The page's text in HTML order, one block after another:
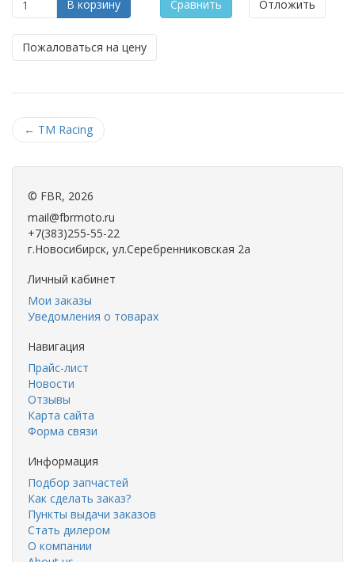
В корзину Сравнить Отложить
Пожаловаться на цену
← TM Racing
© FBR, 2026
mail@fbrmoto.ru
+7(383)255-55-22
г.Новосибирск, ул.Серебренниковская 2а
Личный кабинет
Мои заказы
Уведомления о товарах
Навигация
Прайс-лист
Новости
Отзывы
Карта сайта
Форма связи
Информация
Подбор запчастей
Как сделать заказ?
Пункты выдачи заказов
Стать дилером
О компании